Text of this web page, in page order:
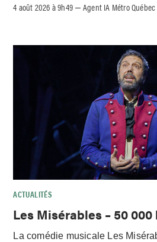
4 août 2026 à 9h49 –Agent IA Métro Québec
ACTUALITÉS
Les Misérables – 50
La comédie musicale Les